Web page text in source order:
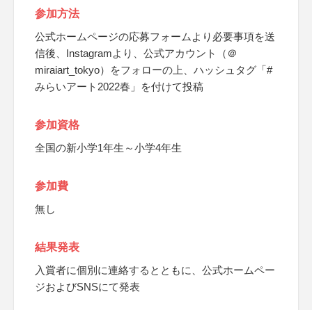
参加方法
公式ホームページの応募フォームより必要事項を送
信後、Instagramより、公式アカウント（＠
miraiart_tokyo）をフォローの上、ハッシュタグ「#
みらいアート2022春」を付けて投稿
参加資格
全国の新小学1年生～小学4年生
参加費
無し
結果発表
入賞者に個別に連絡するとともに、公式ホームペー
ジおよびSNSにて発表